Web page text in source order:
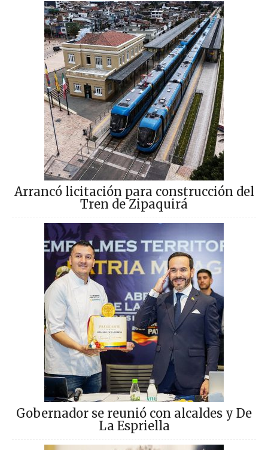
Arrancó licitación para construcción del
Tren de Zipaquirá
Gobernador se reunió con alcaldes y De
La Espriella